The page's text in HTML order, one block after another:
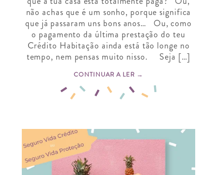
não achas que é um sonho, porque significa
que já passaram uns bons anos… Ou, como
o pagamento da última prestação do teu
Crédito Habitação ainda está tão longe no
tempo, nem pensas muito nisso. Seja […]
CONTINUAR A LER →